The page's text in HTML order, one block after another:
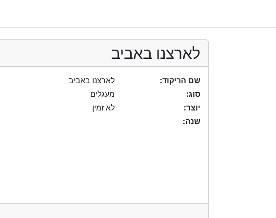
לארצנו באביב
שם הריקוד:
לארצנו באביב
סוג:
מעגלים
יוצר:
לא זמין
שנה: